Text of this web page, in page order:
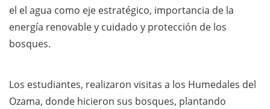
el el agua como eje estratégico, importancia de la
energía renovable y cuidado y protección de los
bosques.
Los estudiantes, realizaron visitas a los Humedales del
Ozama, donde hicieron sus bosques, plantando